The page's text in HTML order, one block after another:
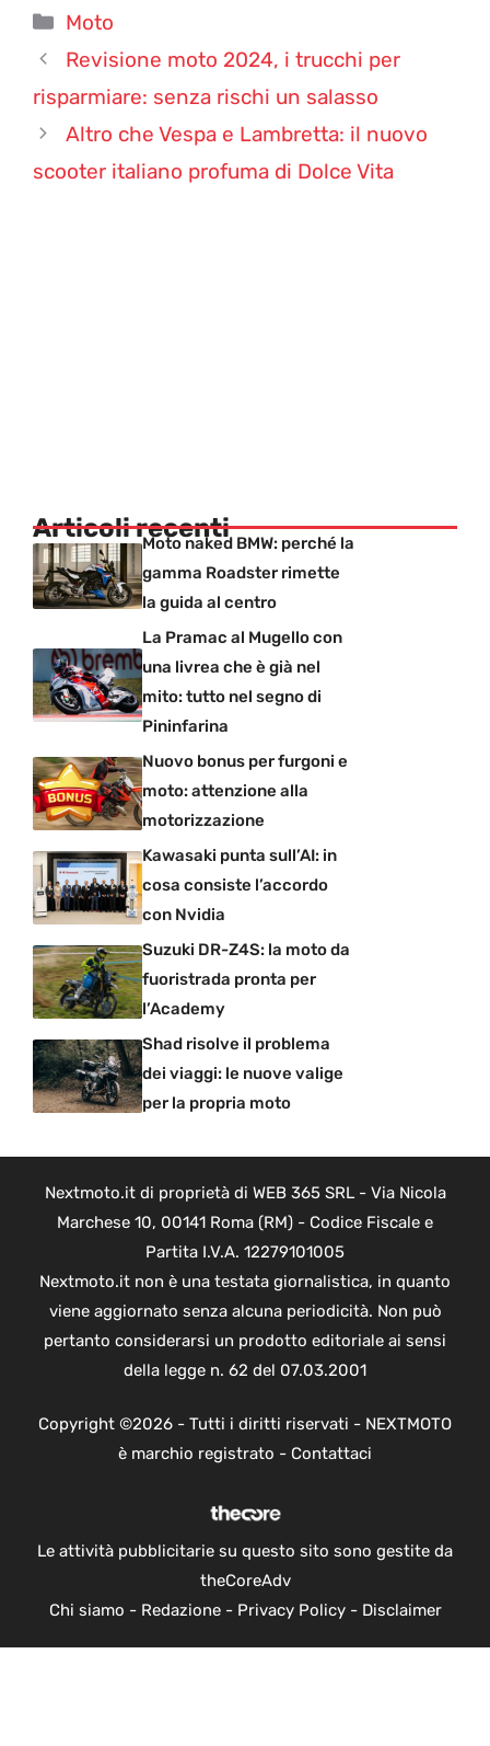
Categorie
Moto
Revisione moto 2024, i trucchi per
risparmiare: senza rischi un salasso
Altro che Vespa e Lambretta: il nuovo
scooter italiano profuma di Dolce Vita
Articoli recentiMoto naked BMW: perché la
gamma Roadster rimette
la guida al centro
La Pramac al Mugello con
una livrea che è già nel
mito: tutto nel segno di
Pininfarina
Nuovo bonus per furgoni e
moto: attenzione alla
motorizzazione
Kawasaki punta sull’AI: in
cosa consiste l’accordo
con Nvidia
Suzuki DR-Z4S: la moto da
fuoristrada pronta per
l’Academy
Shad risolve il problema
dei viaggi: le nuove valige
per la propria moto
Nextmoto.it di proprietà di WEB 365 SRL - Via Nicola
Marchese 10, 00141 Roma (RM) - Codice Fiscale e
Partita I.V.A. 12279101005
Nextmoto.it non è una testata giornalistica, in quanto
viene aggiornato senza alcuna periodicità. Non può
pertanto considerarsi un prodotto editoriale ai sensi
della legge n. 62 del 07.03.2001
Copyright ©2026 - Tutti i diritti riservati - NEXTMOTO
è marchio registrato - Contattaci
Le attività pubblicitarie su questo sito sono gestite da
theCoreAdv
Chi siamo - Redazione- Privacy Policy- Disclaimer